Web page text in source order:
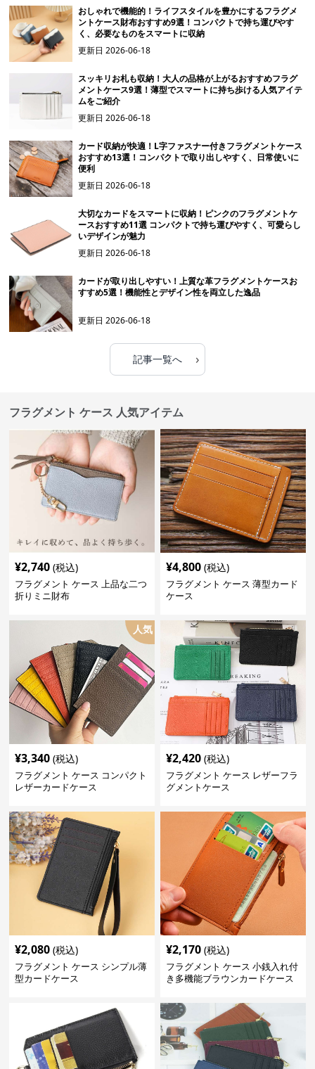
おしゃれで機能的！ライフスタイルを豊かにするフラグメ
ントケース財布おすすめ9選！コンパクトで持ち運びやす
く、必要なものをスマートに収納
更新日2026-06-18
スッキリお札も収納！大人の品格が上がるおすすめフラグ
メントケース9選！薄型でスマートに持ち歩ける人気アイテ
ムをご紹介
更新日2026-06-18
カード収納が快適！L字ファスナー付きフラグメントケース
おすすめ13選！コンパクトで取り出しやすく、日常使いに
便利
更新日2026-06-18
大切なカードをスマートに収納！ピンクのフラグメントケ
ースおすすめ11選 コンパクトで持ち運びやすく、可愛らし
いデザインが魅力
更新日2026-06-18
カードが取り出しやすい！上質な革フラグメントケースお
すすめ5選！機能性とデザイン性を両立した逸品
更新日2026-06-18
記事一覧へ ›
フラグメント ケース 人気アイテム
¥2,740 (税込)
フラグメント ケース 上品な二つ
折りミニ財布
¥4,800 (税込)
フラグメント ケース 薄型カード
ケース
人気
¥3,340 (税込)
フラグメント ケース コンパクト
レザーカードケース
¥2,420 (税込)
フラグメント ケース レザーフラ
グメントケース
¥2,080 (税込)
フラグメント ケース シンプル薄
型カードケース
¥2,170 (税込)
フラグメント ケース 小銭入れ付
き多機能ブラウンカードケース